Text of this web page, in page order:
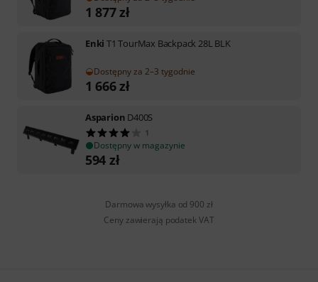
1 877zł
Enki T1 TourMax Backpack 28L BLK
Dostępny za 2–3 tygodnie
1 666zł
Asparion D400S
1
Dostępny w magazynie
594 zł
Darmowa wysyłka od 900 zł
Ceny zawierają podatek VAT